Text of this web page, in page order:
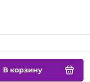
В корзину